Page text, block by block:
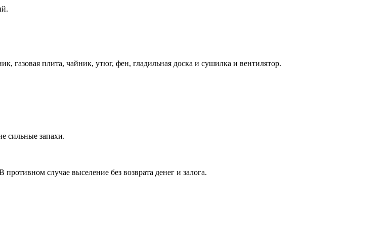
газовая плита, чайник, утюг, фен, гладильная доска и сушилка и вентилятор.
сильные запахи.
случае выселение без возврата денег и залога.